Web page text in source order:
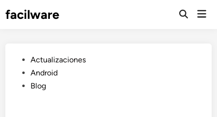
facilware
Publicado
en
Actualizaciones
Android
Blog